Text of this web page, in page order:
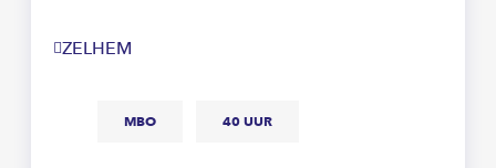
ZELHEM
MBO 40 UUR